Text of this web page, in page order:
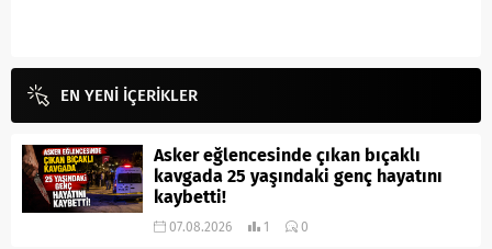
EN YENİ İÇERİKLER
Asker eğlencesinde çıkan bıçaklı
kavgada 25 yaşındaki genç hayatını
kaybetti!
07.08.2026 1 0